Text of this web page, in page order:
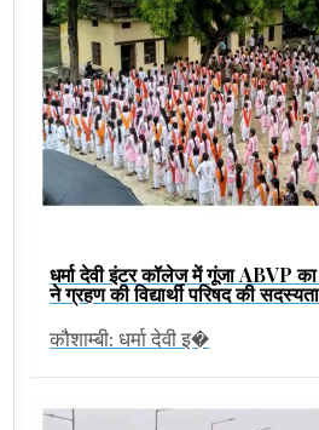
धर्मा देवी इंटर कॉलेज में गूंजा ABVP का
ने ग्रहण की विद्यार्थी परिषद की सदस्यता
कौशाम्बी: धर्मा देवी इ�